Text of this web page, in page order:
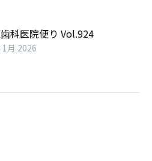
科医院便り Vol.924
1月 2026